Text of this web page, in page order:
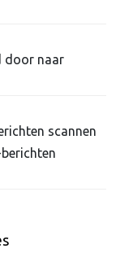
door naar
scannen